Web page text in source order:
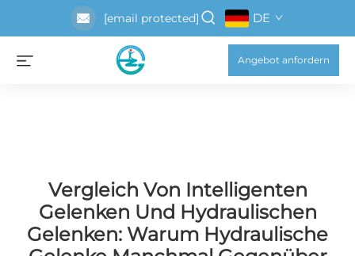
[email protected] DE
Angebot anfordern
Vergleich Von Intelligenten
Gelenken Und Hydraulischen
Gelenken: Warum Hydraulische